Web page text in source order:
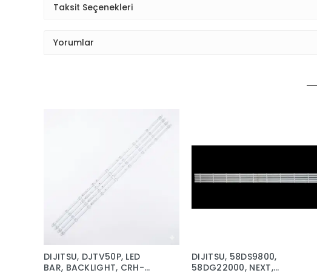
Taksit Seçenekleri
Yorumlar
DIJITSU, DJTV50P, LED
BAR, BACKLIGHT, CRH-
DIJITSU, 58DS9800,
58DG22000, NEXT,